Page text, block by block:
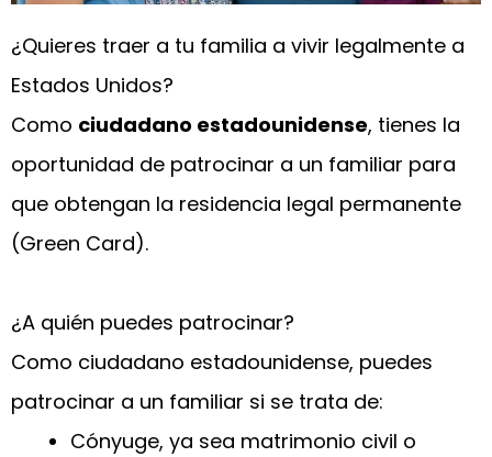
¿Quieres traer a tu familia a vivir legalmente a
Estados Unidos?
Como ciudadano estadounidense, tienes la
oportunidad de patrocinar a un familiar para
que obtengan la residencia legal permanente
(Green Card).
¿A quién puedes patrocinar?
Como ciudadano estadounidense, puedes
patrocinar a un familiar si se trata de:
Cónyuge, ya sea matrimonio civil o